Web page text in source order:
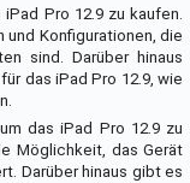
Pro 12.9 zu kaufen.
und Konfigurationen, die
sind. Darüber hinaus
das iPad Pro 12.9, wie
das iPad Pro 12.9 zu
Möglichkeit, das Gerät
Darüber hinaus gibt es